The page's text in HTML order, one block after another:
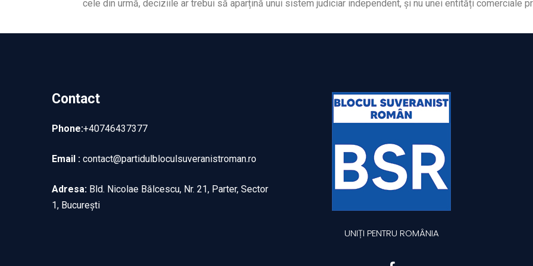
cele din urmă, deciziile ar trebui să aparțină unui sistem judiciar independent, și nu unei entități comerciale
Contact
Phone:+40746437377
Email : contact@partidulbloculsuveranistroman.ro
Adresa: Bld. Nicolae Bălcescu, Nr. 21, Parter, Sector
1, București
UNIȚI PENTRU ROMÂNIA